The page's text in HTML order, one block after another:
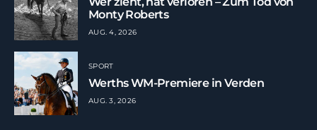
Monty Roberts
AUG. 4, 2026
SPORT
Werths WM-Premiere in Verden
AUG. 3, 2026